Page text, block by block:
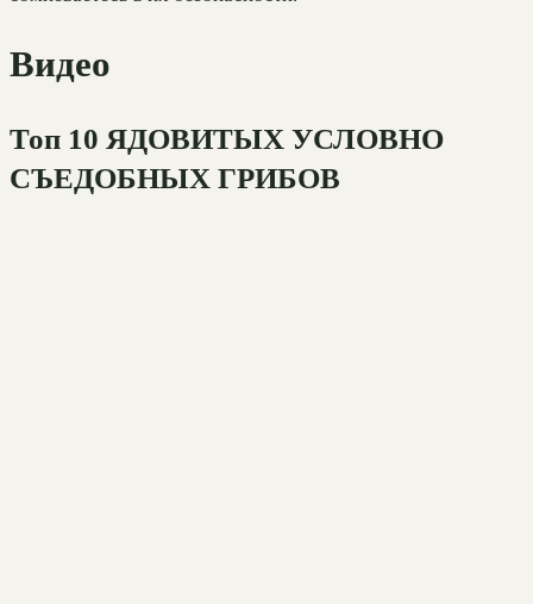
Видео
Топ 10 ЯДОВИТЫХ УСЛОВНО
СЪЕДОБНЫХ ГРИБОВ